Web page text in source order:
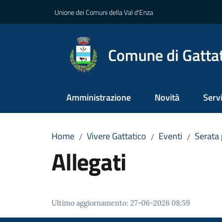
Unione dei Comuni della Val d'Enza
Comune di
Amministrazione Novità
Home / Vivere Gattatico / Eventi / Serata
Allegati
Ultimo aggiornamento: 27-06-2026 08:59